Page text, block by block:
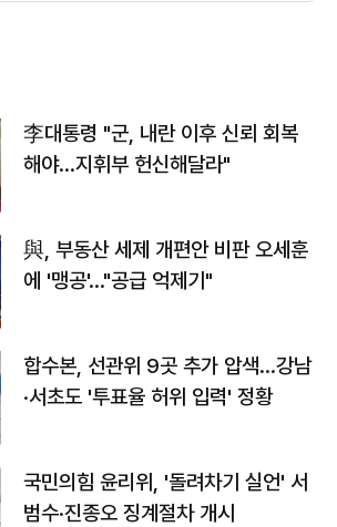
李대통령 "군, 내란 이후 신뢰 회복
해야…지휘부 헌신해달라"
與, 부동산 세제 개편안 비판 오세훈
에 '맹공'…"공급 억제기"
합수본, 선관위 9곳 추가 압색…강남
·서초도 '투표율 허위 입력' 정황
국민의힘 윤리위, '돌려차기 실언' 서
범수·진종오 징계절차 개시